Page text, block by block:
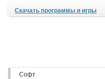
Скачать программы и игры
Софт